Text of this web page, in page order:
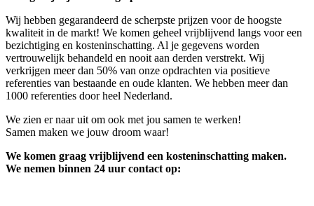
Wij hebben gegarandeerd de scherpste prijzen voor de hoogste
kwaliteit in de markt! We komen geheel vrijblijvend langs voor een
bezichtiging en kosteninschatting. Al je gegevens worden
vertrouwelijk behandeld en nooit aan derden verstrekt. Wij
verkrijgen meer dan 50% van onze opdrachten via positieve
referenties van bestaande en oude klanten. We hebben meer dan
1000 referenties door heel Nederland.
We zien er naar uit om ook met jou samen te werken!
Samen maken we jouw droom waar!
We komen graag vrijblijvend een kosteninschatting maken.
We nemen binnen 24 uur contact op: